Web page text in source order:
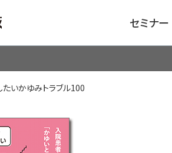
セミナー
循環器
いかゆみトラブル100